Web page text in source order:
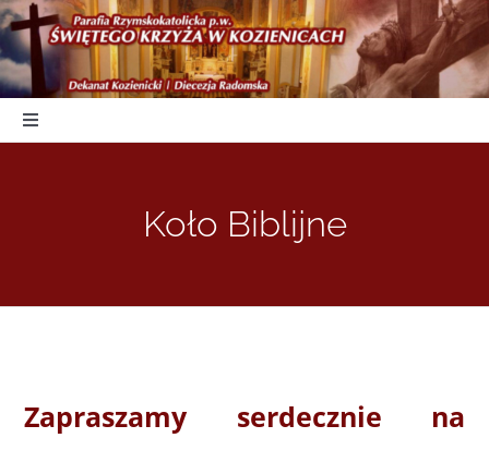
Skip
to
content
Toggle
Koło Biblijne
Zapraszamy serdecznie na